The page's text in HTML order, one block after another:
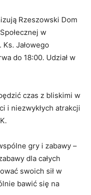
Rzeszowski Dom
w
Jałowego
do 18:00. Udział w
czas z bliskimi w
i niezwykłych atrakcji
gry i zabawy –
dla całych
swoich sił w
bawić się na